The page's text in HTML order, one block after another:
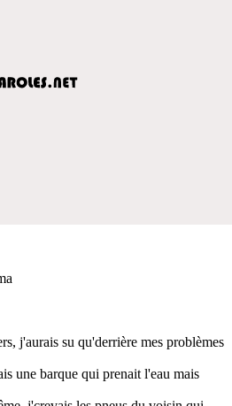
j'aurais su qu'derrière mes problèmes
une barque qui prenait l'eau mais